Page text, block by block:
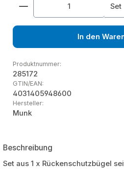
Set
In den
Produktnummer:
285172
GTIN/EAN:
4031405948600
Hersteller:
Munk
Beschreibung
Set aus 1 x Rückenschutzbügel